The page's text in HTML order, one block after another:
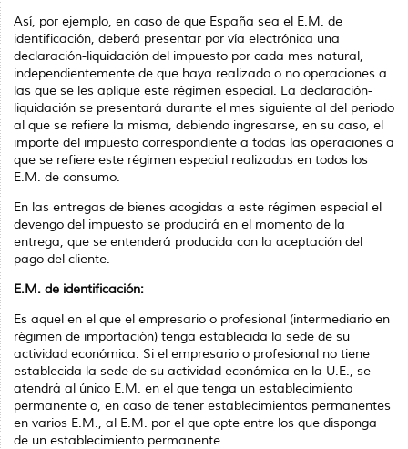
Así, por ejemplo, en caso de que España sea el E.M. de
identificación, deberá presentar por vía electrónica una
declaración-liquidación del impuesto por cada mes na­tural,
independientemente de que haya realizado o no operaciones a
las que se les apli­que este régimen especial. La declaración-
liquidación se presentará durante el mes siguiente al del periodo
al que se refiere la misma, debiendo ingresarse, en su caso, el
importe del impuesto correspondiente a todas las operaciones a
que se refiere este ré­gimen especial realizadas en todos los
E.M. de consumo.
En las entregas de bienes acogidas a este régimen especial el
devengo del impuesto se producirá en el momento de la
entrega, que se entenderá producida con la aceptación del
pago del cliente.
E.M. de identificación:
Es aquel en el que el empresario o profesional (intermediario en
régimen de importación) tenga establecida la sede de su
actividad económica. Si el empresario o profesional no tiene
establecida la sede de su actividad económica en la U.E., se
atendrá al único E.M. en el que tenga un establecimiento
permanente o, en caso de tener establecimientos permanentes
en varios E.M., al E.M. por el que opte entre los que disponga
de un establecimiento permanente.